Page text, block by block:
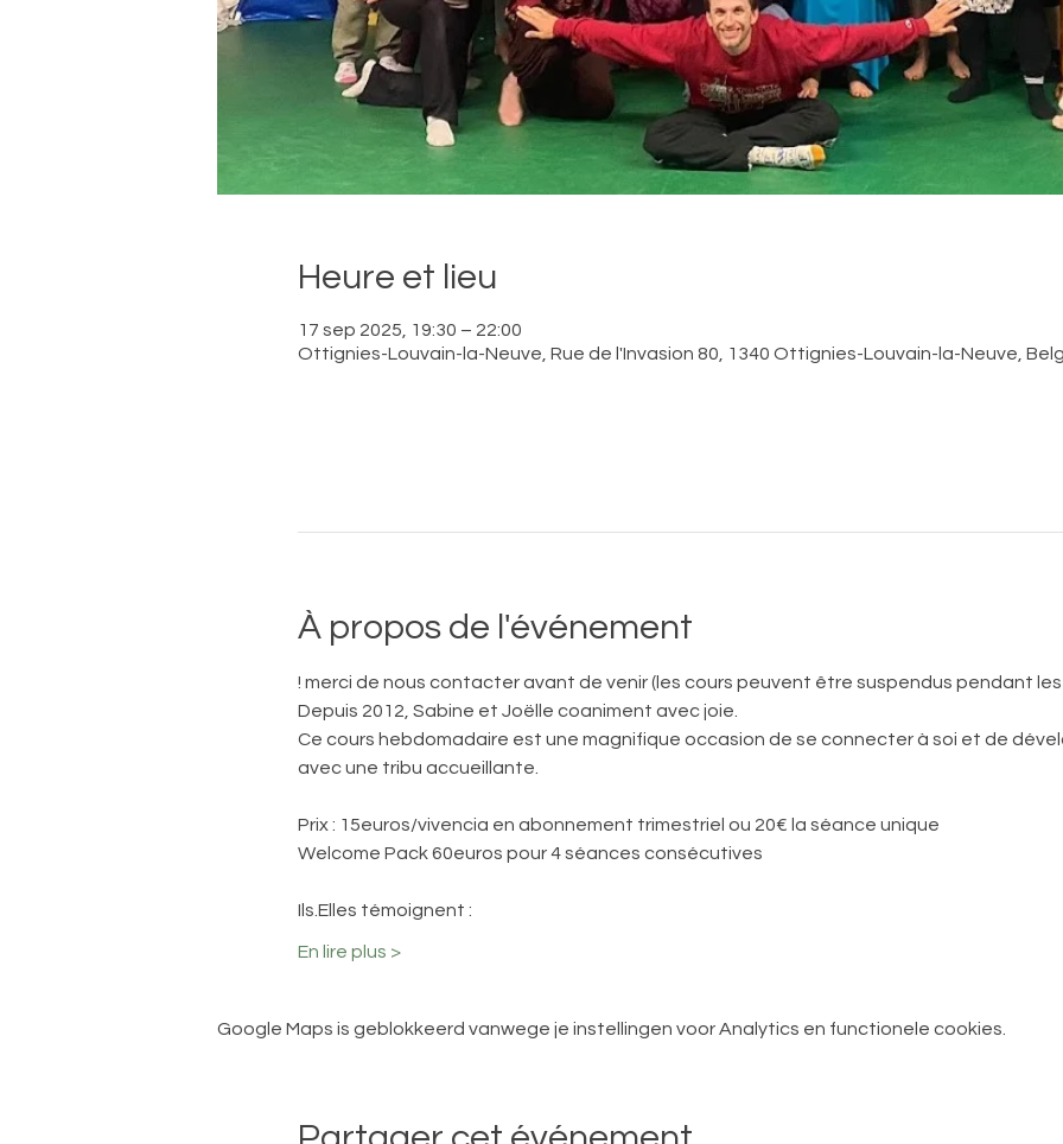
Heure et lieu
17 sep 2025, 19:30 – 22:00
Ottignies-Louvain-la-Neuve, Rue de l'Invasion 80, 1340 Ottignies-Louvain-la-Neuve,
À propos de l'événement
! merci de nous contacter avant de venir (les cours peuvent être suspendus pendant
Depuis 2012, Sabine et Joëlle coaniment avec joie.
Ce cours hebdomadaire est une magnifique occasion de se connecter à soi et de
avec une tribu accueillante.
Prix : 15euros/vivencia en abonnement trimestriel ou 20€ la séance unique
Welcome Pack 60euros pour 4 séances consécutives
Ils.Elles témoignent :
En lire plus >
Google Maps is geblokkeerd vanwege je instellingen voor Analytics en functionele cookies.